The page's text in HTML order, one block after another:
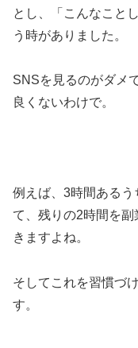
とし、「こんなこと
う時がありました。
SNSを見るのがダメ
良くないわけで。
例えば、3時間ある
て、残りの2時間を
きますよね。
そしてこれを習慣づ
す。